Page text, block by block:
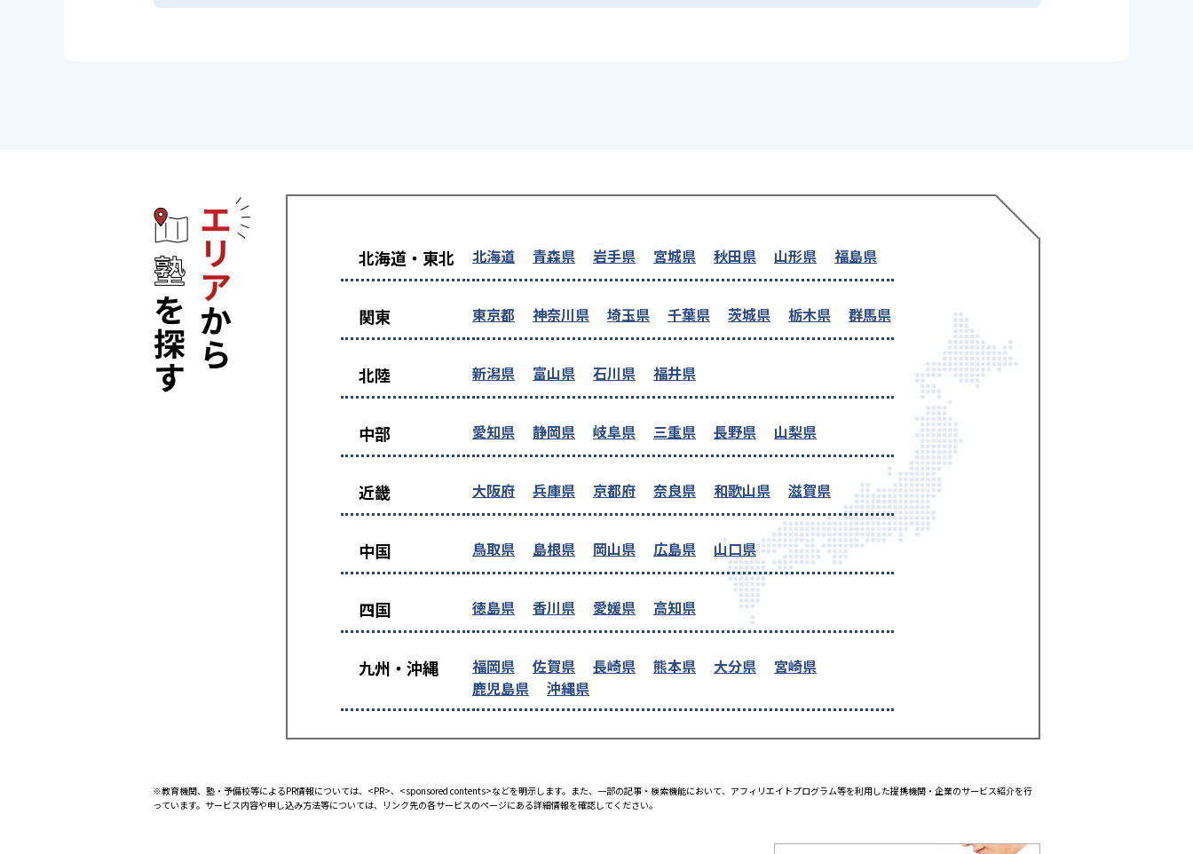
北海道・東北 北海道 青森県 岩手県 宮城県 秋田県 山形県 福島県
関東 東京都 神奈川県 埼玉県 千葉県 茨城県 栃木県 群馬県
北陸 新潟県 富山県 石川県 福井県
中部 愛知県 静岡県 岐阜県 三重県 長野県 山梨県
近畿 大阪府 兵庫県 京都府 奈良県 和歌山県 滋賀県
中国 鳥取県 島根県 岡山県 広島県 山口県
四国 徳島県 香川県 愛媛県 高知県
九州・沖縄 福岡県 佐賀県 長崎県 熊本県 大分県
宮崎県
鹿児島県
沖縄県
※教育機関、塾・予備校等によるPR情報については、<PR>、<sponsored contents>などを明示します。また、一部の記事・検索機能において、アフィリエイトプログラム等を利用した提携機関・企業のサービス紹介を行
っています。サービス内容や申し込み方法等については、リンク先の各サービスのページにある詳細情報を確認してください。